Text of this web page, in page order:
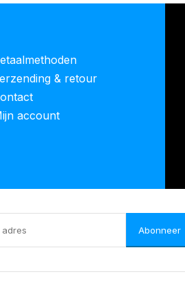
& retour
account
Abonneer